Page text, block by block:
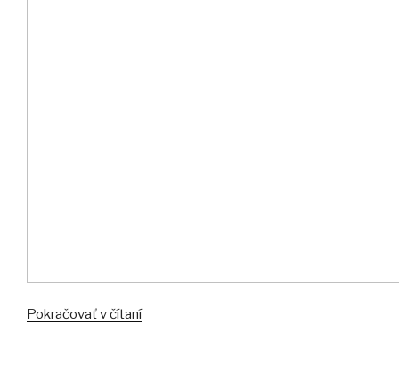
Pokračovať v čítaní“Kickstarter.com